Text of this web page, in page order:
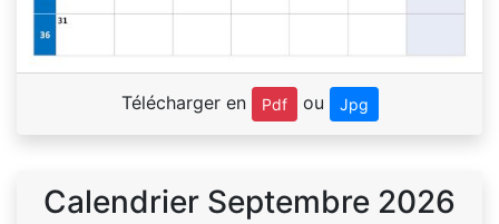
Télécharger en Pdf ou Jpg
Calendrier Septembre 2026